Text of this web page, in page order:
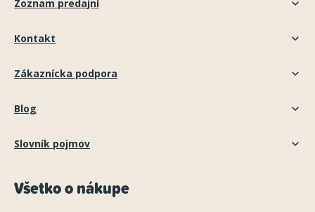
Zoznam predajní
Kontakt
Zákaznícka podpora
Blog
Slovník pojmov
Všetko o nákupe